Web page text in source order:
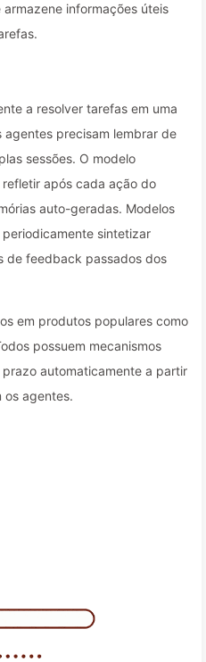
informações úteis
a resolver tarefas em uma
agentes precisam lembrar de
sessões. O modelo
após cada ação do
auto-geradas. Modelos
sintetizar
de feedback passados dos
em produtos populares como
possuem mecanismos
automaticamente a partir
os agentes.